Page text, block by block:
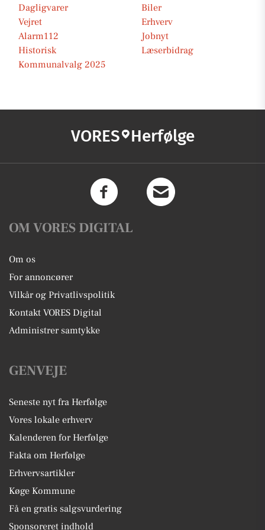
Dagligvarer
Biler
Vejret
Erhverv
Alarm112
Jobnyt
Historisk
Læserbidrag
Kommunalvalg 2025
VORES Herfølge
OM VORES DIGITAL
Om os
For annoncører
Vilkår og Privatlivspolitik
Kontakt VORES Digital
Administrer samtykke
GENVEJE
Seneste nyt fra Herfølge
Vores lokale erhverv
Kalenderen for Herfølge
Fakta om Herfølge
Erhvervsartikler
Køge Kommune
Få en gratis salgsvurdering
Sponsoreret indhold